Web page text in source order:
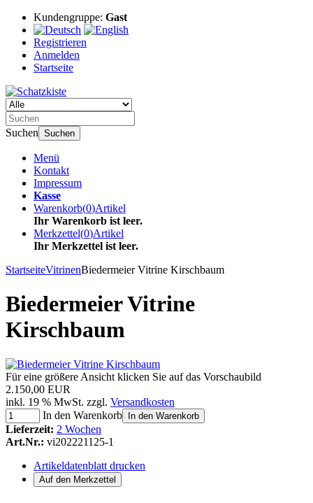
Kundengruppe: Gast
Registrieren
Anmelden
Startseite
Suchen Suchen
Menü
Kontakt
Impressum
Kasse
Warenkorb(0)Artikel
Ihr Warenkorb ist leer.
Merkzettel(0)Artikel
Ihr Merkzettel ist leer.
StartseiteVitrinenBiedermeier Vitrine Kirschbaum
Biedermeier Vitrine
Kirschbaum
Für eine größere Ansicht klicken Sie auf das Vorschaubild
2.150,00 EUR
inkl. 19 % MwSt. zzgl. Versandkosten
In den Warenkorb
In den Warenkorb
Lieferzeit: 2 Wochen
Art.Nr.: vi202221125-1
Artikeldatenblatt drucken